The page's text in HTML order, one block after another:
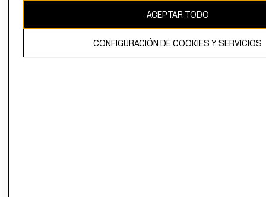
ACEPTAR TODO
CONFIGURACIÓN DE COOKIES Y SERVICIOS